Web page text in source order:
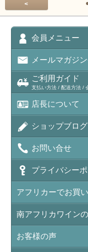
<
会員メニュー
メールマガジ
ご利用ガイド
支払い方法 / 配送方法 /
店長について
ショップブログ
お問い合せ
プライバシー
アフリカーでお買
南アフリカワイン
お客様の声